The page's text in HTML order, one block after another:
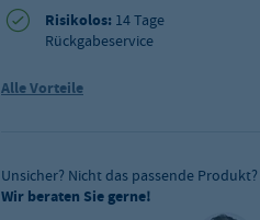
Risikolos: 14 Tage
Rückgabeservice
Alle Vorteile
Unsicher? Nicht das passende Produkt?
Wir beraten Sie gerne!